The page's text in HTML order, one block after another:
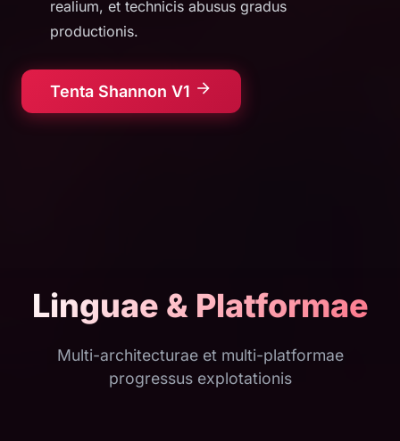
realium, et technicis abusus gradus
productionis.
Tenta Shannon V1
Linguae & Platformae
Multi-architecturae et multi-platformae
progressus explotationis